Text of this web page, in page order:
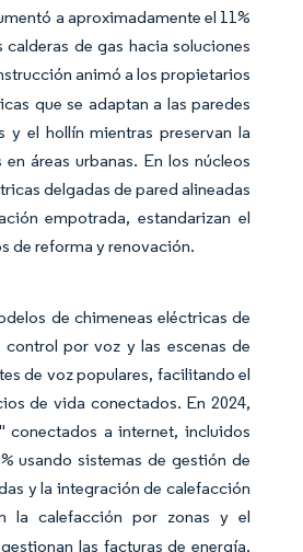
a aproximadamente el 11%
de gas hacia soluciones
animó a los propietarios
que se adaptan a las paredes
y el hollín mientras preservan la
áreas urbanas. En los núcleos
delgadas de pared alineadas
empotrada, estandarizan el
de reforma y renovación.
de chimeneas eléctricas de
por voz y las escenas de
de voz populares, facilitando el
de vida conectados. En 2024,
conectados a internet, incluidos
usando sistemas de gestión de
y la integración de calefacción
la calefacción por zonas y el
las facturas de energía.